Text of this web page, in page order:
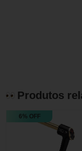
Produtos
6% OFF